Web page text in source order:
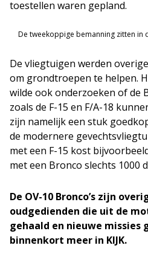
toestellen waren gepland.
De tweekoppige bemanning zitten in
De vliegtuigen werden
om grondtroepen te helpen.
wilde ook onderzoeken of de
zoals de F-15 en F/A-18
zijn namelijk een stuk
de modernere
met een F-15 kost
met een Bronco slechts 1000
De OV-10 Bronco’s zijn
oudgedienden die uit de
gehaald en nieuwe missies
binnenkort meer in KIJK.